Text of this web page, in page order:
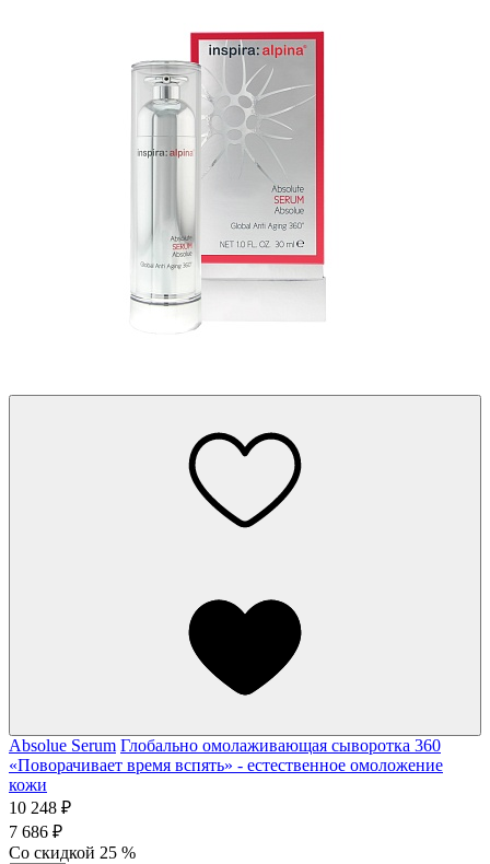
Absolue Serum Глобально омолаживающая сыворотка 360
«Поворачивает время вспять» - естественное омоложение
кожи
10 248 ₽
7 686 ₽
Со скидкой 25 %